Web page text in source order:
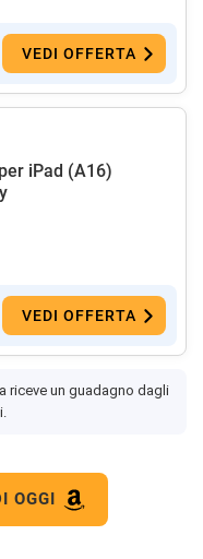
VEDI OFFERTA
iPad (A16)
VEDI OFFERTA
riceve un guadagno dagli
OGGI